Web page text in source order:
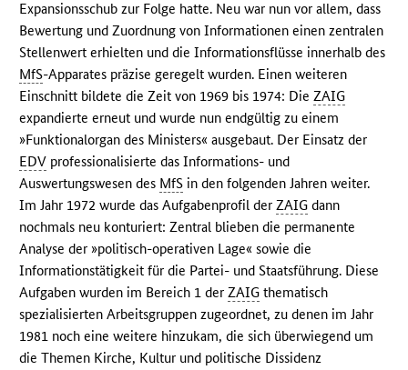
Expansionsschub zur Folge hatte. Neu war nun vor allem, dass
Bewertung und Zuordnung von Informationen einen zentralen
Stellenwert erhielten und die Informationsflüsse innerhalb des
MfS-Apparates präzise geregelt wurden. Einen weiteren
Einschnitt bildete die Zeit von 1969 bis 1974: DieZAIG
expandierte erneut und wurde nun endgültig zu einem
»Funktionalorgan des Ministers« ausgebaut. Der Einsatz der
EDV professionalisierte das Informations- und
Auswertungswesen des MfS in den folgenden Jahren weiter.
Im Jahr 1972 wurde das Aufgabenprofil derZAIG dann
nochmals neu konturiert: Zentral blieben die permanente
Analyse der »politisch-operativen Lage« sowie die
Informationstätigkeit für die Partei- und Staatsführung. Diese
Aufgaben wurden im Bereich 1 derZAIG thematisch
spezialisierten Arbeitsgruppen zugeordnet, zu denen im Jahr
1981 noch eine weitere hinzukam, die sich überwiegend um
die Themen Kirche, Kultur und politische Dissidenz